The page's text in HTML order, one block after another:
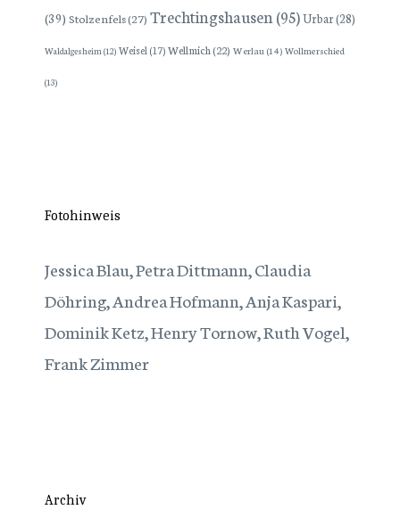
(39) Stolzenfels(27) Trechtingshausen(95)Urbar(28)
Waldalgesheim(12) Weisel (17)Wellmich (22) Werlau (14) Wollmerschied
(13)
Fotohinweis
Jessica Blau, Petra Dittmann, Claudia
Döhring, Andrea Hofmann, Anja Kaspari,
Dominik Ketz, Henry Tornow, Ruth Vogel,
Frank Zimmer
Archiv